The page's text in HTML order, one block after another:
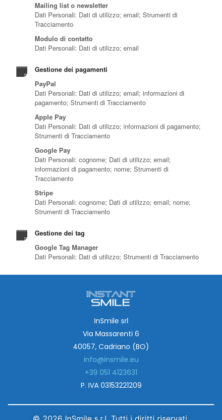
InSmile srl
Via Massarenti 6
40057, Cadriano (BO)
info@insmile.eu
+39 051 4123631
P. IVA 03153221209